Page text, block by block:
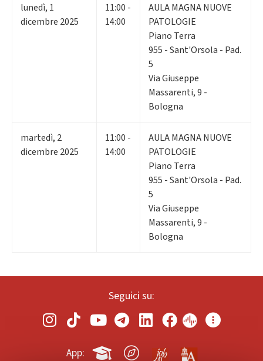
lunedì, 1
dicembre 2025
11:00 -
14:00
AULA MAGNA NUOVE
PATOLOGIE
Piano Terra
955 - Sant'Orsola - Pad.
5
Via Giuseppe
Massarenti, 9 -
Bologna
martedì, 2
dicembre 2025
11:00 -
14:00
AULA MAGNA NUOVE
PATOLOGIE
Piano Terra
955 - Sant'Orsola - Pad.
5
Via Giuseppe
Massarenti, 9 -
Bologna
Seguici su:
App: